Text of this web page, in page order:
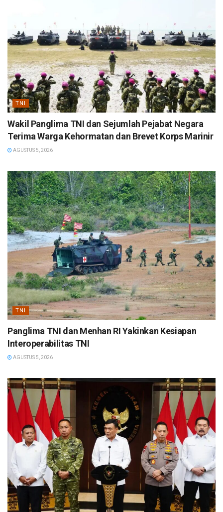
TNI
Wakil Panglima TNI dan Sejumlah Pejabat Negara
Terima Warga Kehormatan dan Brevet Korps Marinir
AGUSTUS 5, 2026
TNI
Panglima TNI dan Menhan RI Yakinkan Kesiapan
Interoperabilitas TNI
AGUSTUS 5, 2026